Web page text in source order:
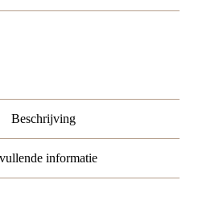
Beschrijving
informatie